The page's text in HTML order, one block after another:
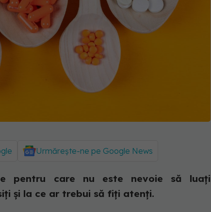
Urmărește-ne pe Google News
pentru care nu este nevoie să luați
și la ce ar trebui să fiți atenți.